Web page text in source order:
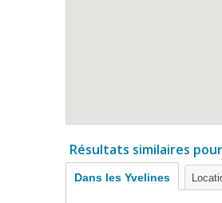
Résultats similaires
Dans les Yvelines